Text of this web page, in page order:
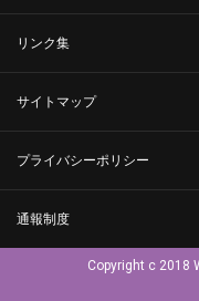
リンク集
サイトマップ
プライバシーポリシー
通報制度
Copyright c 2018